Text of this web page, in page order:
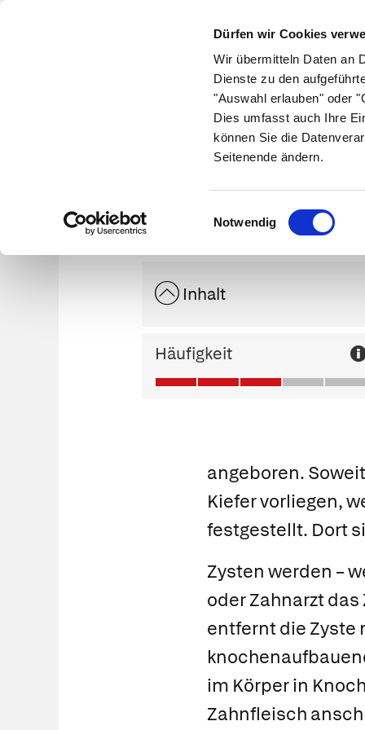
Dürfen wir Cookies
Wir übermitteln Daten an
Dienste zu den
"Auswahl erlauben" oder
Dies umfasst auch Ihre
können Sie die
Seitenende ändern.
Einwilligungsauswahl
Notwendig
Symptome Therapie
Inhalt
Häufigkeit
angeboren.
Kiefer vorliegen,
festgestellt. Dort
Zysten werden –
oder Zahnarzt
entfernt die Zyste
im Körper in
Zahnfleisch